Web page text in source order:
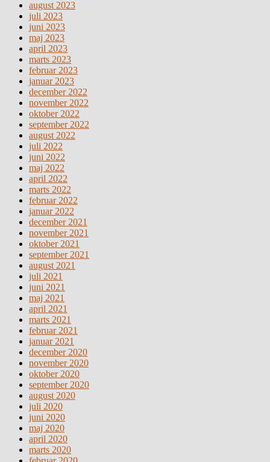
august 2023
juli 2023
juni 2023
maj 2023
april 2023
marts 2023
februar 2023
januar 2023
december 2022
november 2022
oktober 2022
september 2022
august 2022
juli 2022
juni 2022
maj 2022
april 2022
marts 2022
februar 2022
januar 2022
december 2021
november 2021
oktober 2021
september 2021
august 2021
juli 2021
juni 2021
maj 2021
april 2021
marts 2021
februar 2021
januar 2021
december 2020
november 2020
oktober 2020
september 2020
august 2020
juli 2020
juni 2020
maj 2020
april 2020
marts 2020